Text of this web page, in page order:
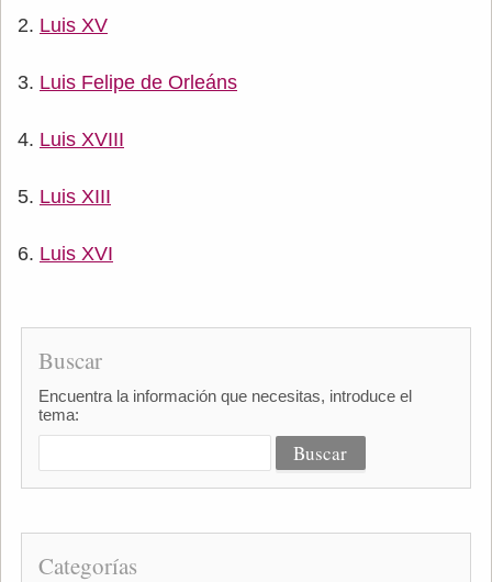
Luis XV
Luis Felipe de Orleáns
Luis XVIII
Luis XIII
Luis XVI
Buscar
Encuentra la información que necesitas, introduce el
tema:
Categorías